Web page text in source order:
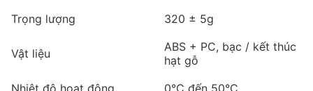
Trọng lượng
320 ± 5g
Vật liệu
ABS + PC, bạc / kết thúc
hạt gỗ
Nhiệt độ hoạt động
0°C đến 50°C